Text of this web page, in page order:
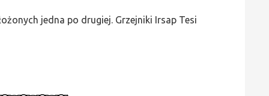
jedna po drugiej. Grzejniki Irsap Tesi